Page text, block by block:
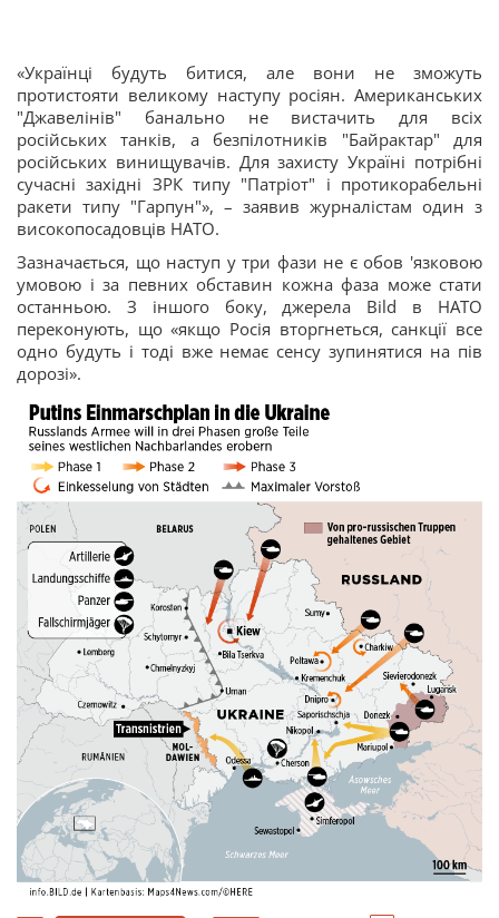
«Українці будуть битися, але вони не зможуть
протистояти великому наступу росіян. Американських
"Джавелінів" банально не вистачить для всіх
російських танків, а безпілотників "Байрактар" для
російських винищувачів. Для захисту Україні потрібні
сучасні західні ЗРК типу "Патріот" і протикорабельні
ракети типу "Гарпун"», – заявив журналістам один з
високопосадовців НАТО.
Зазначається, що наступ у три фази не є обов 'язковою
умовою і за певних обставин кожна фаза може стати
останньою. З іншого боку, джерела Bild в НАТО
переконують, що «якщо Росія вторгнеться, санкції все
одно будуть і тоді вже немає сенсу зупинятися на пів
дорозі».